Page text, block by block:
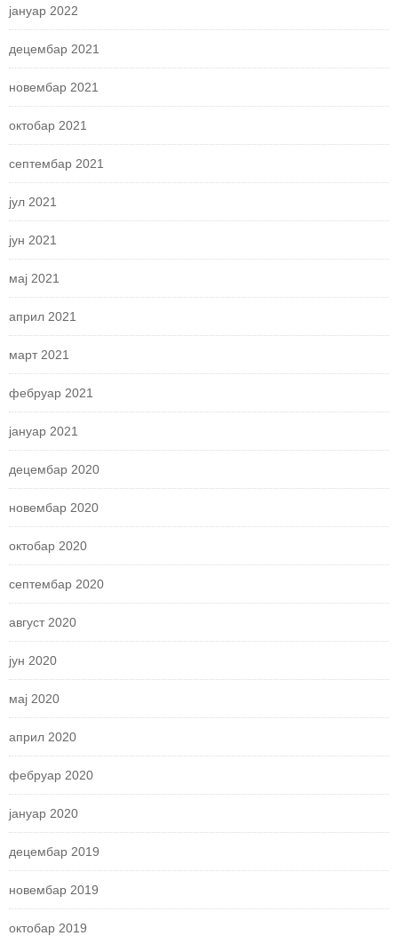
јануар 2022
децембар 2021
новембар 2021
октобар 2021
септембар 2021
јул 2021
јун 2021
мај 2021
април 2021
март 2021
фебруар 2021
јануар 2021
децембар 2020
новембар 2020
октобар 2020
септембар 2020
август 2020
јун 2020
мај 2020
април 2020
фебруар 2020
јануар 2020
децембар 2019
новембар 2019
октобар 2019